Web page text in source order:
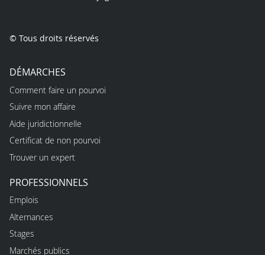
© Tous droits réservés
DÉMARCHES
Comment faire un pourvoi
Suivre mon affaire
Aide juridictionnelle
Certificat de non pourvoi
Trouver un expert
PROFESSIONNELS
Emplois
Alternances
Stages
Marchés publics